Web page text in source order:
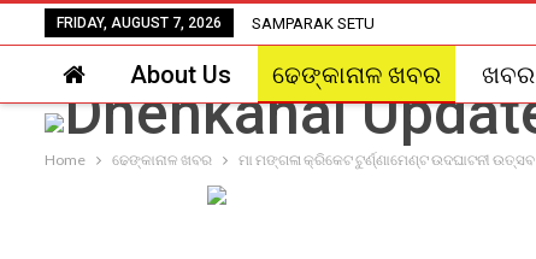
FRIDAY, AUGUST 7, 2026 SAMPARAK SETU
About Us ଢେଙ୍କାନାଳ ଖବର ଖବର
Home ଢେଙ୍କାନାଳ ଖବର ମା ମଙ୍ଗଳା କ୍ରିକେଟ ଟୁର୍ଣ୍ଣାମେଣ୍ଟ ଉଦଘାଟନୀ ଉତ୍ସବ